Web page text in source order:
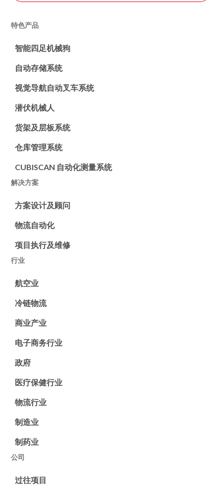
特色产品
智能四足机械狗
自动存储系统
视觉导航自动叉车系统
潜伏机械人
货架及层板系统
仓库管理系统
CUBISCAN 自动化测量系统
解决方案
方案设计及顾问
物流自动化
项目执行及维修
行业
航空业
冷链物流
商业产业
电子商务行业
政府
医疗保健行业
物流行业
制造业
制药业
公司
过往项目